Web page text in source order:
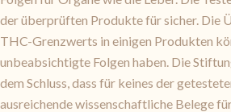
der überprüften Produkte für sicher. Die
THC-Grenzwerts in einigen Produkten
unbeabsichtigte Folgen haben. Die
dem Schluss, dass für keines der
ausreichende wissenschaftliche Belege